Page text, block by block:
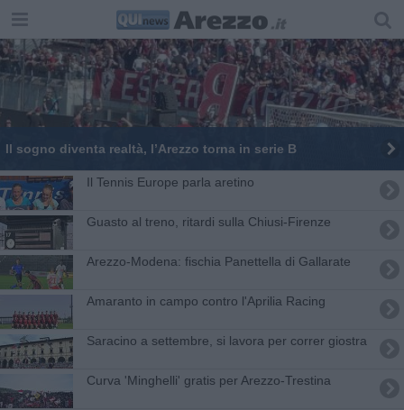
Il sogno diventa realtà, l’Arezzo torna in serie B
Il Tennis Europe parla aretino
Guasto al treno, ritardi sulla Chiusi-Firenze
​Arezzo-Modena: fischia Panettella di Gallarate
Amaranto in campo contro l'Aprilia Racing
Saracino a settembre, si lavora per correr giostra
Curva 'Minghelli' gratis per Arezzo-Trestina